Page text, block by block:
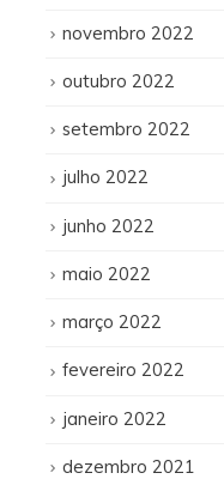
novembro 2022
outubro 2022
setembro 2022
julho 2022
junho 2022
maio 2022
março 2022
fevereiro 2022
janeiro 2022
dezembro 2021